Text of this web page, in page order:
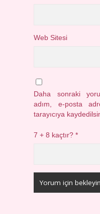
Web Sitesi
Daha sonraki
adım, e-posta
tarayıcıya
7 + 8 kaçtır?*